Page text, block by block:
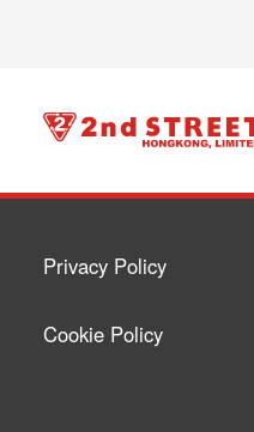
Privacy Policy
Cookie Policy